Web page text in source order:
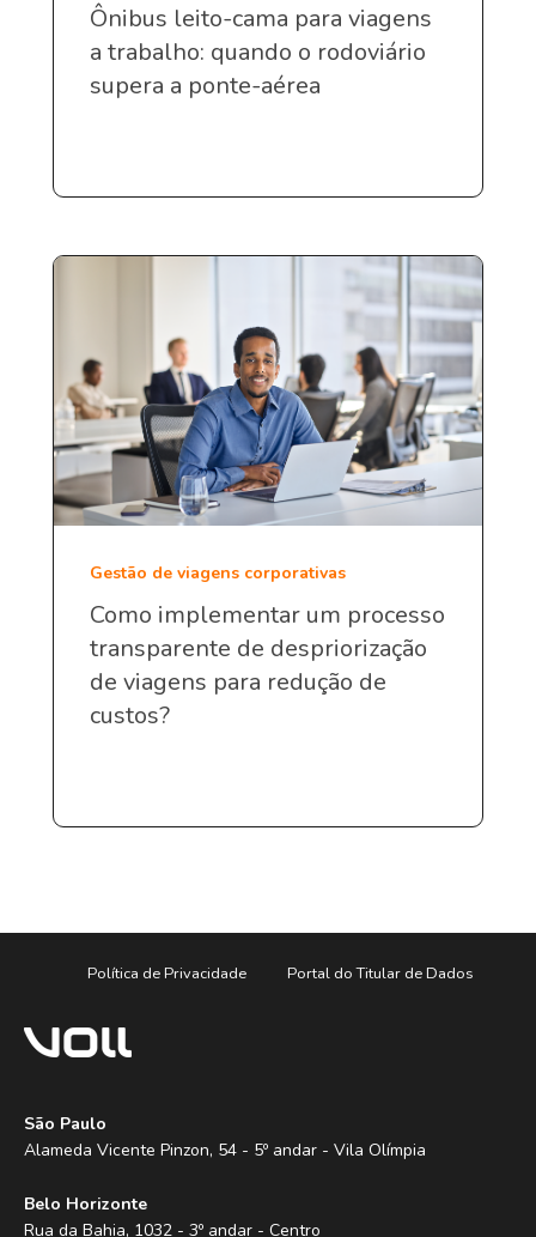
Ônibus leito-cama para viagens
a trabalho: quando o rodoviário
supera a ponte-aérea
Gestão de viagens corporativas
Como implementar um processo
transparente de despriorização
de viagens para redução de
custos?
Política de Privacidade Portal do Titular de Dados
São Paulo
Alameda Vicente Pinzon, 54 - 5º andar - Vila Olímpia
Belo Horizonte
Rua da Bahia, 1032 - 3º andar - Centro